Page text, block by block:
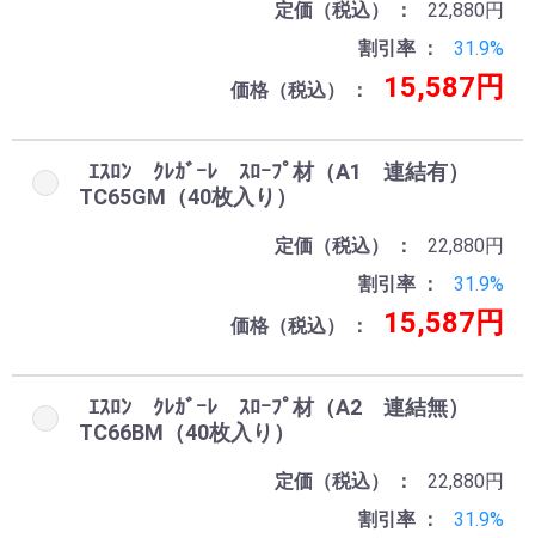
定価（税込）
22,880円
割引率
31.9%
価格（税込）
15,587円
ｴｽﾛﾝ ｸﾚｶﾞｰﾚ ｽﾛｰﾌﾟ材（A1 連結有）
TC65GM（40枚入り）
定価（税込）
22,880円
割引率
31.9%
価格（税込）
15,587円
ｴｽﾛﾝ ｸﾚｶﾞｰﾚ ｽﾛｰﾌﾟ材（A2 連結無）
TC66BM（40枚入り）
定価（税込）
22,880円
割引率
31.9%